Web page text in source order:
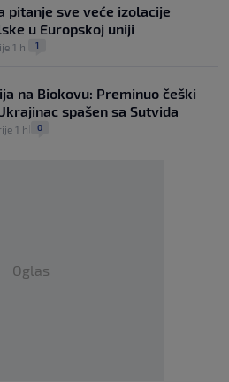
pitanje sve veće izolacije
u Europskoj uniji
1 h 1
na Biokovu: Preminuo češki
spašen sa Sutvida
1 h 0
Oglas